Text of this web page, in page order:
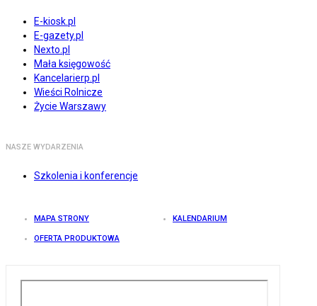
E-kiosk.pl
E-gazety.pl
Nexto.pl
Mała księgowość
Kancelarierp.pl
Wieści Rolnicze
Życie Warszawy
NASZE WYDARZENIA
Szkolenia i konferencje
MAPA STRONY KALENDARIUM
OFERTA PRODUKTOWA